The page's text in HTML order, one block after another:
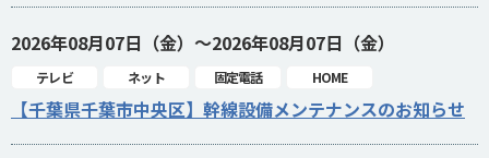
2026年08月07日（金）～2026年08月07日（金）
テレビ ネット 固定電話 HOME
【千葉県千葉市中央区】幹線設備メンテナンスのお知らせ